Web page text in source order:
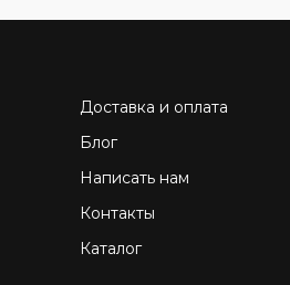
Доставка и оплата
Блог
Написать нам
Контакты
Каталог